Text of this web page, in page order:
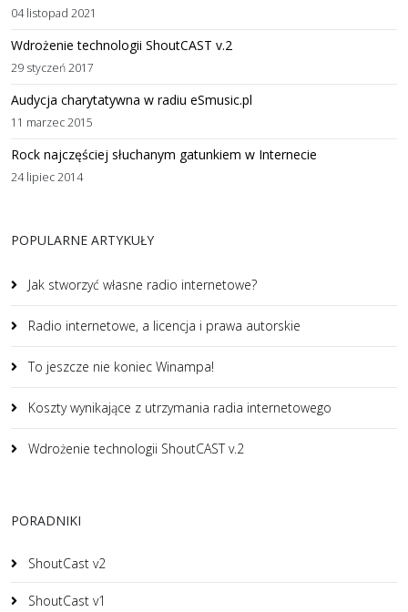
04 listopad 2021
Wdrożenie technologii ShoutCAST v.2
29 styczeń 2017
Audycja charytatywna w radiu eSmusic.pl
11 marzec 2015
Rock najczęściej słuchanym gatunkiem w Internecie
24 lipiec 2014
POPULARNE ARTYKUŁY
Jak stworzyć własne radio internetowe?
Radio internetowe, a licencja i prawa autorskie
To jeszcze nie koniec Winampa!
Koszty wynikające z utrzymania radia internetowego
Wdrożenie technologii ShoutCAST v.2
PORADNIKI
ShoutCast v2
ShoutCast v1